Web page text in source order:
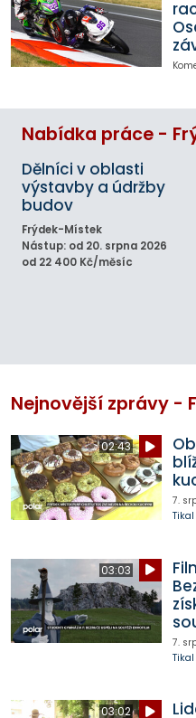
Nabídka práce -
Dělníci v oblasti
výstavby a údržby
budov
Frýdek-Místek
Nástup: od 20. srpna 2026
od 22 400 Kč/měsíc
Nejnovější zprávy -
02:43
7.
Tikal
03:03
7.
Tikal
03:02